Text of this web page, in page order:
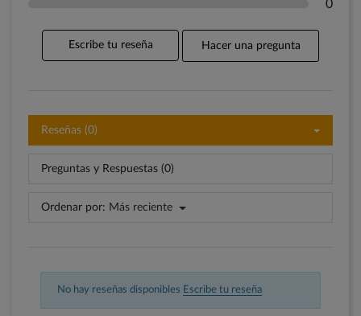
0
Escribe tu reseña Hacer una pregunta
Reseñas (0)
Preguntas y Respuestas (0)
Ordenar por: Más reciente
No hay reseñas disponibles Escribe tu reseña